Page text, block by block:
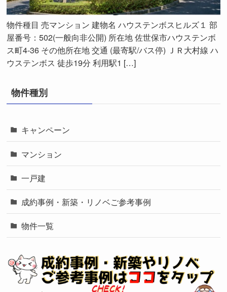
物件種目 売マンション 建物名 ハウステンボスヒルズ１ 部
屋番号：502(一般向非公開) 所在地 佐世保市ハウステンボ
ス町4-36 その他所在地 交通 (最寄駅/バス停) ＪＲ大村線 ハ
ウステンボス 徒歩19分 利用駅1 […]
物件種別
キャンペーン
マンション
一戸建
成約事例・新築・リノベご参考事例
物件一覧